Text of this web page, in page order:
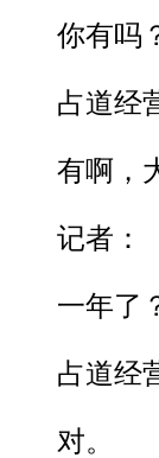
你有吗？
占道经营
有啊，大
记者：
一年了
占道经营
对。